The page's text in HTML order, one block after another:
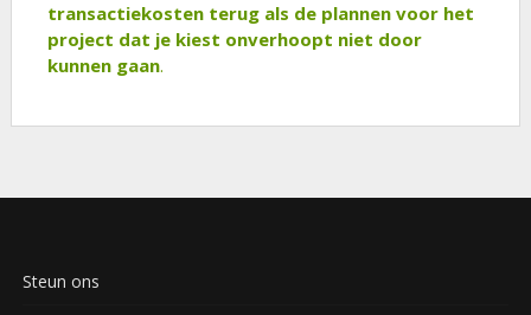
transactiekosten terug als de plannen voor het
project dat je kiest onverhoopt niet door
kunnen gaan.
Steun ons